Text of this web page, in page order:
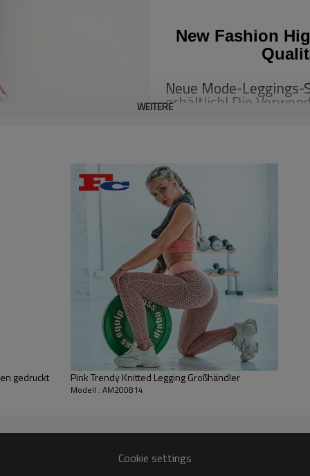
New Fashion
Neue Mode-
erhältlich! Die
mit neuer
Schneiden, Design
bequemes Gesäß.
Qualitätsgamaschen
WEITERE
gedruckt Pink Trendy Knitted Legging Großhändler
Modell : AM200814
Cookie settings